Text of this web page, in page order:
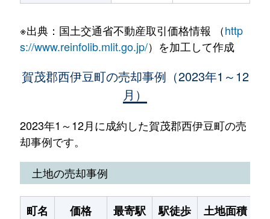
※出典：国土交通省不動産取引価格情報 （http
s://www.reinfolib.mlit.go.jp/）を加工して作成
賀茂郡西伊豆町の売却事例（2023年1～12
月）
2023年1～12月に成約した賀茂郡西伊豆町の売
却事例です。
土地の売却事例
町名 価格 最寄駅 駅徒歩 土地面積